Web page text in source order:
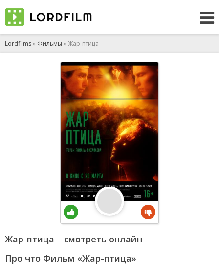
Lordfilms» Фильмы » Жар-птица
Жар-птица – смотреть онлайн
Про что Фильм «Жар-птица»